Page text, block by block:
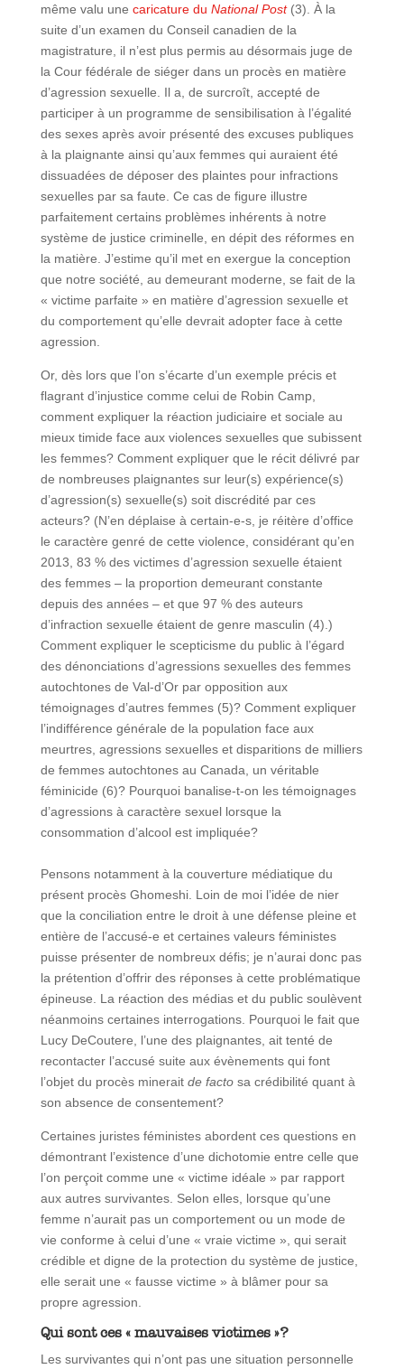
même valu une caricature du National Post(3). À la
suite d’un examen du Conseil canadien de la
magistrature, il n’est plus permis au désormais juge de
la Cour fédérale de siéger dans un procès en matière
d’agression sexuelle. Il a, de surcroît, accepté de
participer à un programme de sensibilisation à l’égalité
des sexes après avoir présenté des excuses publiques
à la plaignante ainsi qu’aux femmes qui auraient été
dissuadées de déposer des plaintes pour infractions
sexuelles par sa faute. Ce cas de figure illustre
parfaitement certains problèmes inhérents à notre
système de justice criminelle, en dépit des réformes en
la matière. J’estime qu’il met en exergue la conception
que notre société, au demeurant moderne, se fait de la
« victime parfaite » en matière d’agression sexuelle et
du comportement qu’elle devrait adopter face à cette
agression.
Or, dès lors que l’on s’écarte d’un exemple précis et
flagrant d’injustice comme celui de Robin Camp,
comment expliquer la réaction judiciaire et sociale au
mieux timide face aux violences sexuelles que subissent
les femmes? Comment expliquer que le récit délivré par
de nombreuses plaignantes sur leur(s) expérience(s)
d’agression(s) sexuelle(s) soit discrédité par ces
acteurs? (N’en déplaise à certain-e-s, je réitère d’office
le caractère genré de cette violence, considérant qu’en
2013, 83 % des victimes d’agression sexuelle étaient
des femmes ‒ la proportion demeurant constante
depuis des années ‒ et que 97 % des auteurs
d’infraction sexuelle étaient de genre masculin (4).)
Comment expliquer le scepticisme du public à l’égard
des dénonciations d’agressions sexuelles des femmes
autochtones de Val-d’Or par opposition aux
témoignages d’autres femmes (5)? Comment expliquer
l’indifférence générale de la population face aux
meurtres, agressions sexuelles et disparitions de milliers
de femmes autochtones au Canada, un véritable
féminicide (6)? Pourquoi banalise-t-on les témoignages
d’agressions à caractère sexuel lorsque la
consommation d’alcool est impliquée?
Pensons notamment à la couverture médiatique du
présent procès Ghomeshi. Loin de moi l’idée de nier
que la conciliation entre le droit à une défense pleine et
entière de l’accusé-e et certaines valeurs féministes
puisse présenter de nombreux défis; je n’aurai donc pas
la prétention d’offrir des réponses à cette problématique
épineuse. La réaction des médias et du public soulèvent
néanmoins certaines interrogations. Pourquoi le fait que
Lucy DeCoutere, l’une des plaignantes, ait tenté de
recontacter l’accusé suite aux évènements qui font
l’objet du procès minerait de factosa crédibilité quant à
son absence de consentement?
Certaines juristes féministes abordent ces questions en
démontrant l’existence d’une dichotomie entre celle que
l’on perçoit comme une « victime idéale » par rapport
aux autres survivantes. Selon elles, lorsque qu’une
femme n’aurait pas un comportement ou un mode de
vie conforme à celui d’une « vraie victime », qui serait
crédible et digne de la protection du système de justice,
elle serait une « fausse victime » à blâmer pour sa
propre agression.
Qui sont ces « mauvaises victimes »?
Les survivantes qui n’ont pas une situation personnelle